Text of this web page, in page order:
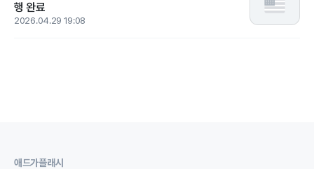
행 완료
2026.04.29 19:08
애드가플래시